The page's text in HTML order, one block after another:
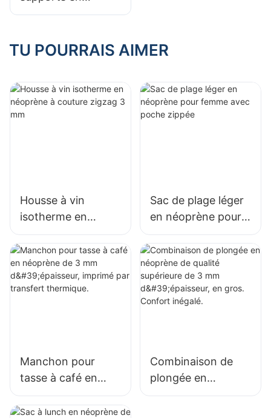
néoprène :
utilisations
TU POURRAIS AIMER
Housse à vin
isotherme en
néoprène à couture
zigzag 3 mm
Sac de plage léger
en néoprène pour
femme avec poche
zippée
Manchon pour
tasse à café en
néoprène de 3 mm
d'épaisseur,
Combinaison de
plongée en
néoprène de